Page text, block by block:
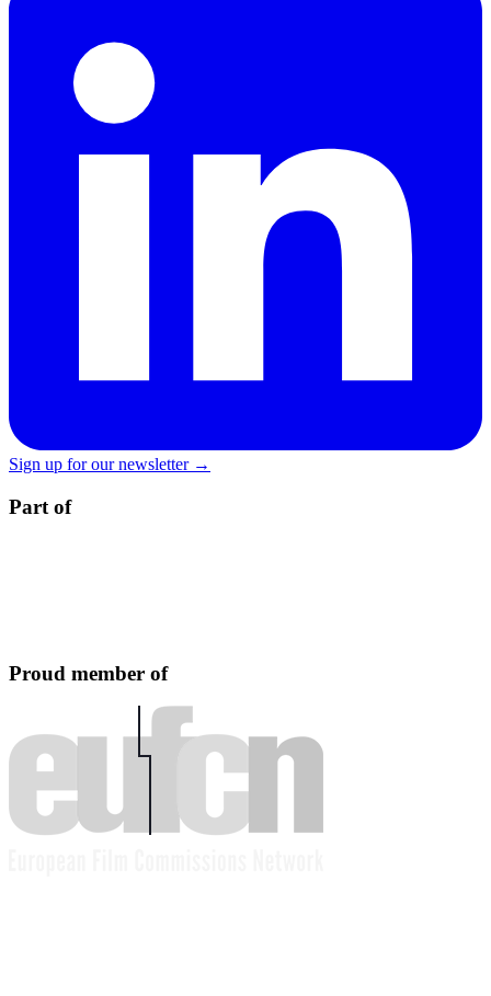
Sign up for our newsletter →
Part of
Proud member of